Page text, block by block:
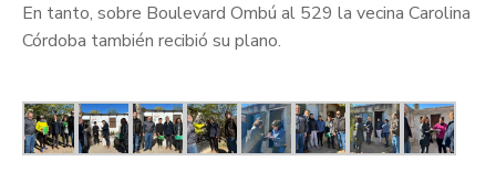
En tanto, sobre Boulevard Ombú al 529 la vecina Carolina
Córdoba también recibió su plano.